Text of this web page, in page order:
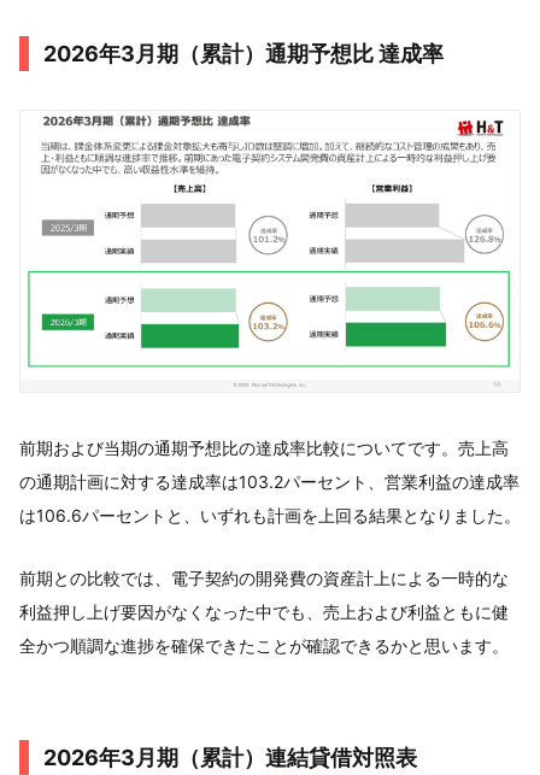
2026年3月期（累計）通期予想比 達成率
前期および当期の通期予想比の達成率比較についてです。売上高
の通期計画に対する達成率は103.2パーセント、営業利益の達成率
は106.6パーセントと、いずれも計画を上回る結果となりました。
前期との比較では、電子契約の開発費の資産計上による一時的な
利益押し上げ要因がなくなった中でも、売上および利益ともに健
全かつ順調な進捗を確保できたことが確認できるかと思います。
2026年3月期（累計）連結貸借対照表